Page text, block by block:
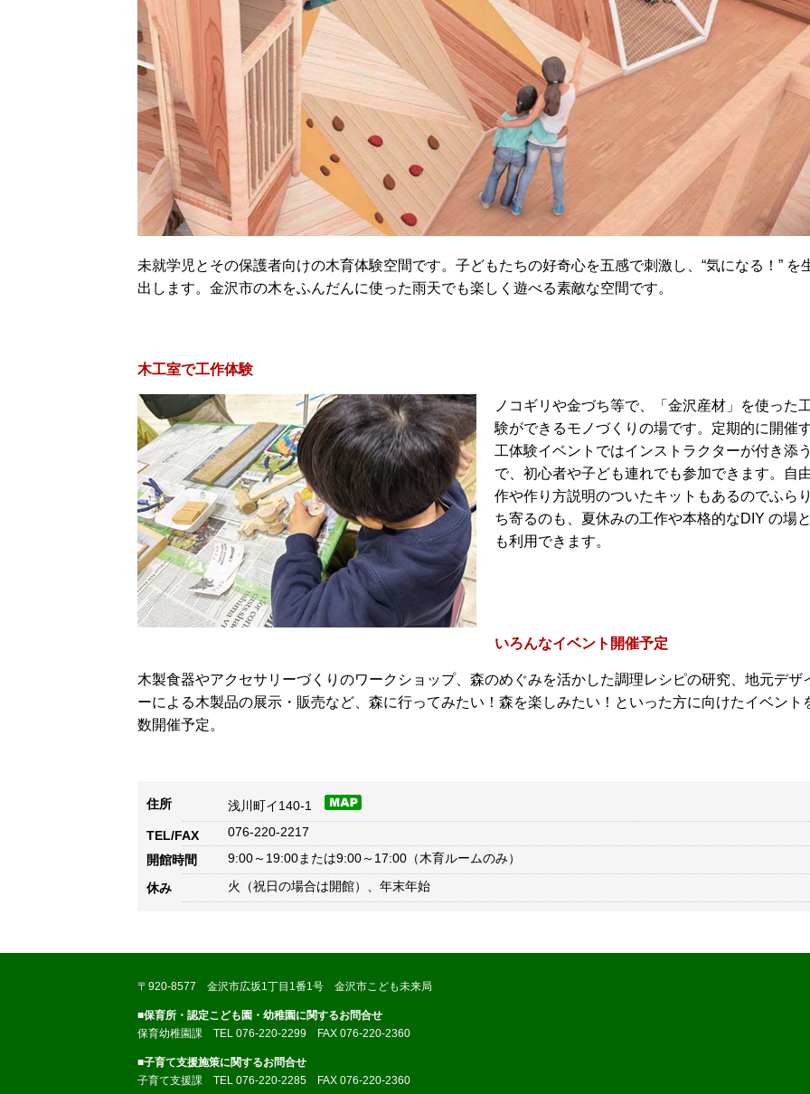
未就学児とその保護者向けの木育体験空間です。子どもたちの好奇心を五感で刺激し、“気になる！” を
出します。金沢市の木をふんだんに使った雨天でも楽しく遊べる素敵な空間です。
木工室で工作体験
ノコギリや金づち等で、「金沢産材」を使った
験ができるモノづくりの場です。定期的に開催
工体験イベントではインストラクターが付き添
で、初心者や子ども連れでも参加できます。自
作や作り方説明のついたキットもあるのでふら
ち寄るのも、夏休みの工作や本格的なDIY の場
も利用できます。
いろんなイベント開催予定
木製食器やアクセサリーづくりのワークショップ、森のめぐみを活かした調理レシピの研究、地元デザ
ーによる木製品の展示・販売など、森に行ってみたい！森を楽しみたい！といった方に向けたイベント
数開催予定。
住所 浅川町イ140-1
TEL/FAX
076-220-2217
開館時間
9:00～19:00または9:00～17:00（木育ルームのみ）
休み 火（祝日の場合は開館）、年末年始
〒920-8577 金沢市広坂1丁目1番1号 金沢市こども未来局
■保育所・認定こども園・幼稚園に関するお問合せ
保育幼稚園課 TEL 076-220-2299 FAX 076-220-2360
■子育て支援施策に関するお問合せ
子育て支援課 TEL 076-220-2285 FAX 076-220-2360